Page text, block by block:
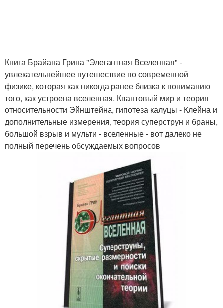
Книга Брайана Грина "Элегантная Вселенная" -
увлекательнейшее путешествие по современной
физике, которая как никогда ранее близка к пониманию
того, как устроена вселенная. Квантовый мир и теория
относительности Эйнштейна, гипотеза калуцы - Клейна и
дополнительные измерения, теория суперструн и браны,
большой взрыв и мульти - вселенные - вот далеко не
полный перечень обсуждаемых вопросов